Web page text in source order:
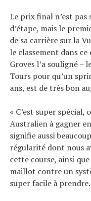
Le prix final n’est
d’étape, mais le
de sa carrière sur la
le classement dans
Groves l’a souligné –
Tours pour qu’un
ans, est de très bon
« C’est super spécial,
Australien à gagner
signifie aussi
régularité dont nous
cette course, ainsi
maillot contre un
super facile à prendre.